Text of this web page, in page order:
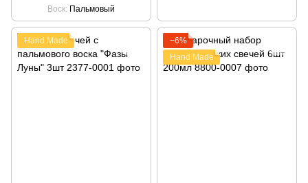
Воск Пальмовый
Hand Made
−6%
Hand Made